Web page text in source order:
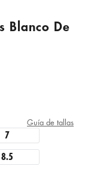
Blanco De
Guía de tallas
7
8.5